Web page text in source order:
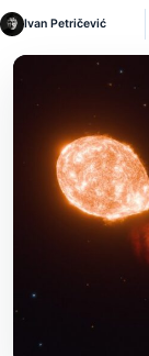
Ivan Petričević